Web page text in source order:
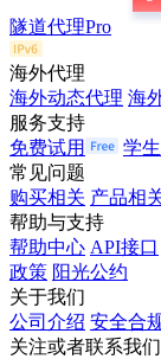
隧道代理Pro
海外代理
海外动态代理 海
服务支持
免费试用
学
常见问题
购买相关 产品相
帮助与支持
帮助中心 API接口
政策 阳光公约
关于我们
公司介绍 安全合
关注或者联系我们